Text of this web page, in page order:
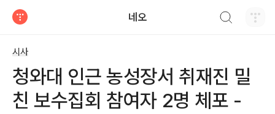
네오
시사
청와대 인근 농성장서 취재진 밀
친 보수집회 참여자 2명 체포 -